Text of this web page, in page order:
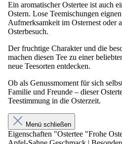
Ein aromatischer Ostertee ist auch
Ostern. Lose Teemischungen
Aufmerksamkeit im Osternest oder
Osterbesuch.
Der fruchtige Charakter und die
machen diesen Tee zu einer
neue Teesorten entdecken.
Ob als Genussmoment für sich
Familie und Freunde – dieser
Teestimmung in die Osterzeit.
Menü schließen
Eigenschaften "Ostertee "Frohe